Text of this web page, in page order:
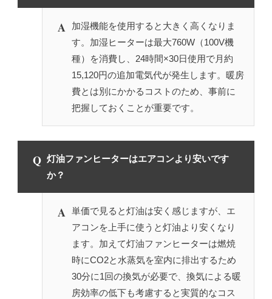
A
加湿機能を使用すると大きく高くなりま
す。加湿ヒーターは最大760W（100V機
種）を消費し、24時間×30日使用で月約
15,120円の追加電気代が発生します。暖房
費とは別にかかるコストのため、事前に
把握しておくことが重要です。
Q 灯油ファンヒーターはエアコンより安いです
か？
A 単価で見ると灯油は安く感じますが、エ
アコンを上手に使うと灯油より安くなり
ます。加えて灯油ファンヒーターは燃焼
時にCO2と水蒸気を室内に排出するため
30分に1回の換気が必要で、換気による暖
房効率の低下も考慮すると実質的なコス